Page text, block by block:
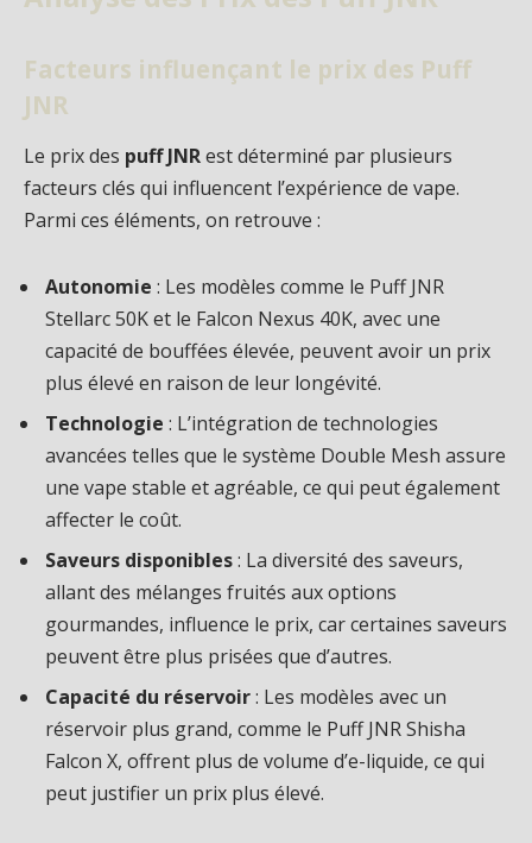
Facteurs influençant le prix des Puff
JNR
Le prix des puff JNRest déterminé par plusieurs
facteurs clés qui influencent l’expérience de vape.
Parmi ces éléments, on retrouve :
Autonomie : Les modèles comme le Puff JNR
Stellarc 50K et le Falcon Nexus 40K, avec une
capacité de bouffées élevée, peuvent avoir un prix
plus élevé en raison de leur longévité.
Technologie : L’intégration de technologies
avancées telles que le système Double Mesh assure
une vape stable et agréable, ce qui peut également
affecter le coût.
Saveurs disponibles: La diversité des saveurs,
allant des mélanges fruités aux options
gourmandes, influence le prix, car certaines saveurs
peuvent être plus prisées que d’autres.
Capacité du réservoir: Les modèles avec un
réservoir plus grand, comme le Puff JNR Shisha
Falcon X, offrent plus de volume d’e-liquide, ce qui
peut justifier un prix plus élevé.